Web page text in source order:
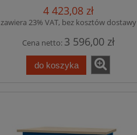
4 423,08 zł
zawiera 23% VAT, bez kosztów dostawy
Cena netto: 3 596,00 zł
do koszyka